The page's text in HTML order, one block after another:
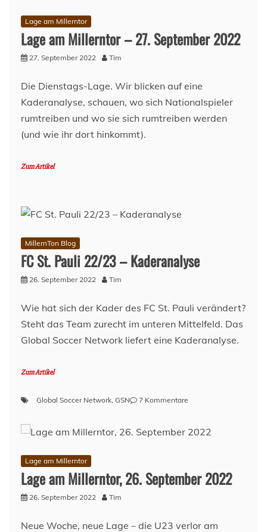
Lage am Millerntor
Lage am Millerntor – 27. September 2022
27. September 2022 Tim
Die Dienstags-Lage. Wir blicken auf eine
Kaderanalyse, schauen, wo sich Nationalspieler
rumtreiben und wo sie sich rumtreiben werden
(und wie ihr dort hinkommt).
Zum Artikel
MillernTon Blog
FC St. Pauli 22/23 – Kaderanalyse
26. September 2022 Tim
Wie hat sich der Kader des FC St. Pauli verändert?
Steht das Team zurecht im unteren Mittelfeld. Das
Global Soccer Network liefert eine Kaderanalyse.
Zum Artikel
Global Soccer Network, GSN 7 Kommentare
Pauli
Kaderanalyse
Lage am Millerntor
Lage am Millerntor, 26. September 2022
26. September 2022 Tim
Neue Woche, neue Lage – die U23 verlor am